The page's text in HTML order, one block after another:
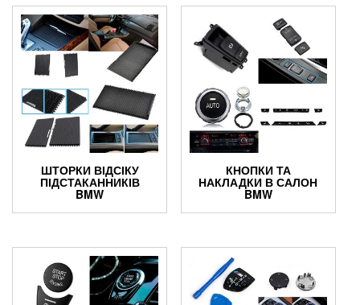
ШТОРКИ ВІДСІКУ
ПІДСТАКАННИКІВ
BMW
КНОПКИ ТА
НАКЛАДКИ В САЛОН
BMW